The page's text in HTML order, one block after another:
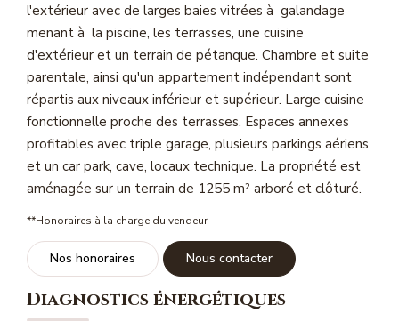
CONTACT
l'extérieur avec de larges baies vitrées à galandage
menant à la piscine, les terrasses, une cuisine
d'extérieur et un terrain de pétanque. Chambre et suite
parentale, ainsi qu'un appartement indépendant sont
répartis aux niveaux inférieur et supérieur. Large cuisine
fonctionnelle proche des terrasses. Espaces annexes
profitables avec triple garage, plusieurs parkings aériens
et un car park, cave, locaux technique. La propriété est
aménagée sur un terrain de 1255 m² arboré et clôturé.
**Honoraires à la charge du vendeur
Nos honoraires Nous contacter
Diagnostics énergétiques